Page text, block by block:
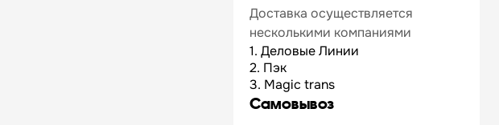
Доставка осуществляется
несколькими компаниями
1. Деловые Линии
2. Пэк
3. Magic trans
Самовывоз